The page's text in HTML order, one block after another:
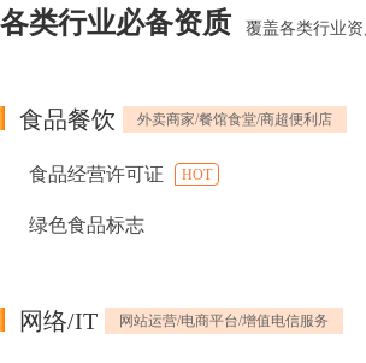
各类行业必备资质 覆盖各类行业
食品餐饮 外卖商家/餐馆食堂/商超便利店
食品经营许可证 HOT
绿色食品标志
网络/IT 网站运营/电商平台/增值电信服务